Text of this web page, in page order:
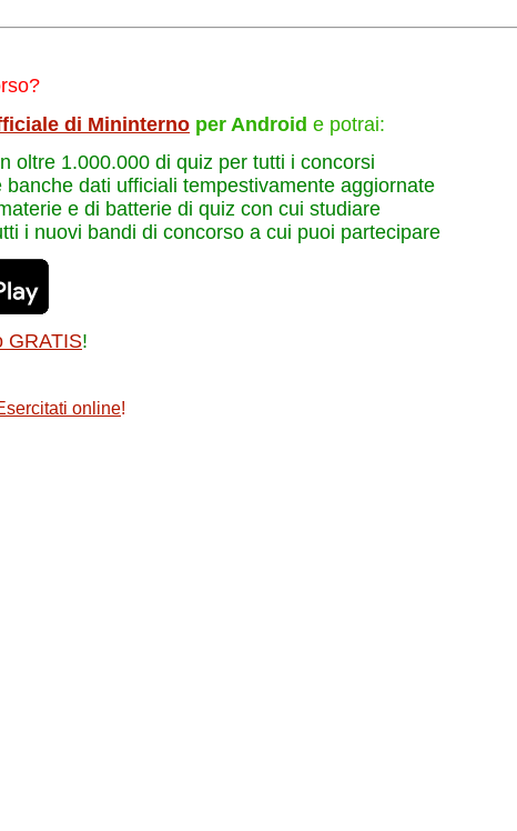
di Mininterno per Android e potrai:
oltre 1.000.000 di quiz per tutti i concorsi
banche dati ufficiali tempestivamente aggiornate
e di batterie di quiz con cui studiare
i nuovi bandi di concorso a cui puoi partecipare
GRATIS!
online!